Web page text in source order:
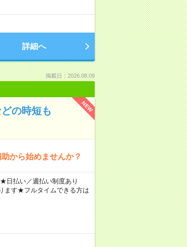
詳細へ
掲載日：2026.08.09
NEW
の時短も
から始めませんか？
日払い／週払い制度あり
ます★フルタイムできる方は